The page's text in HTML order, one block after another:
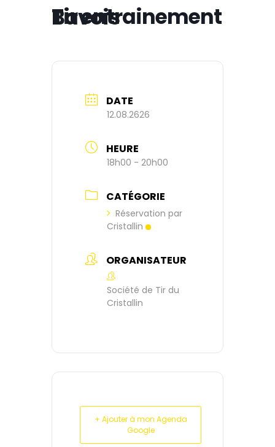
Tir entrainement Bavois
DATE
12.08.2626
HEURE
18h00 - 20h00
CATÉGORIE
Réservation par
Cristallin
ORGANISATEUR
Société de Tir du
Cristallin
+ Ajouter à mon Agenda
Google